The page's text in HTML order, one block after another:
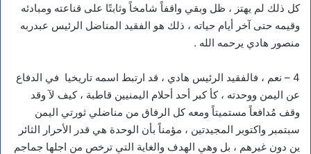
كل ذلك لم يهتز ، ظل وبقي واقفاً شامخاً وثابتًا على قناعته ومبادئه
وقيمه حتى آخر أيام حياته ، ذلك هو الفقيد المناضل الرئيس عبدربه
منصور هادي يرحمه الله .
4 – نعم ، فالفقيد الرئيس هادي ، قد ارتبط اسمه تاريخيا في الدفاع
عن اليمن ووحدته ، كأ كبر أحد أحلام اليمنيين قاطبة ، كيف لآ وقد
وقف مُدافعاً مستميتاً ومعه كل الرفاق من مناضلي ثورتي اليمن
سبتمبر واكتوبر المجيدتين ، مؤمناً بأن الوحدة هي قدر الأحرار الثائر
ين دون غيرهم ، بل وهي الهدف والغاية التي ترخص من اجلها جماجم